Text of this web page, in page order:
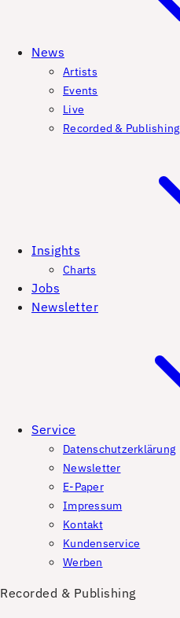
News
Artists
Events
Live
Recorded & Publishing
Insights
Charts
Jobs
Newsletter
Service
Datenschutzerklärung
Newsletter
E-Paper
Impressum
Kontakt
Kundenservice
Werben
Recorded & Publishing